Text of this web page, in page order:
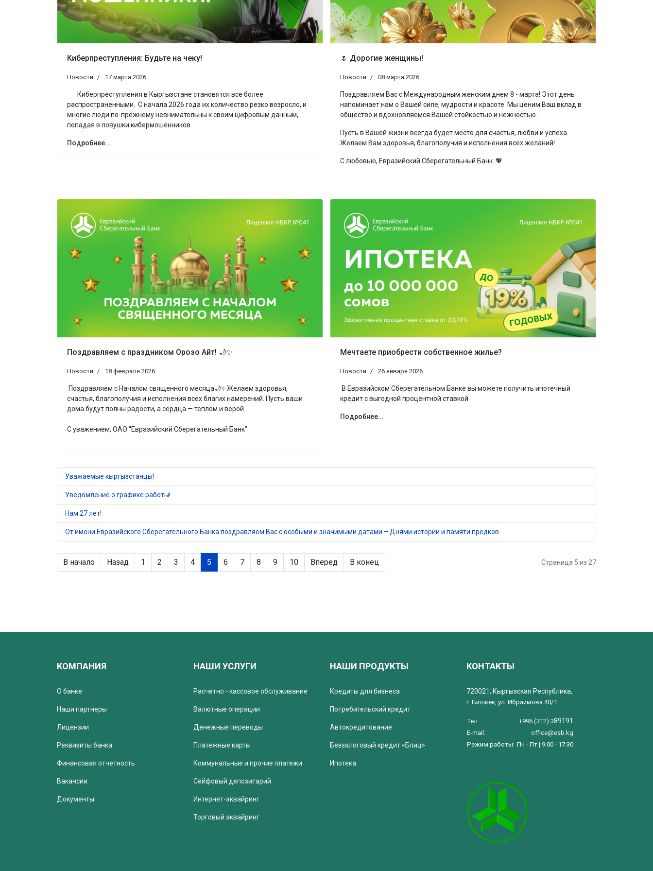
Киберпреступления: Будьте на чеку!
Новости 17 марта 2026
Киберпреступления в Кыргызстане становятся все более
распространенными. С начала 2026 года их количество резко возросло, и
многие люди по-прежнему невнимательны к своим цифровым данным,
попадая в ловушки кибермошенников.
Подробнее...
🌷 Дорогие женщины!
Новости 08 марта 2026
Поздравляем Вас с Международным женским днем 8 - марта! Этот день
напоминает нам о Вашей силе, мудрости и красоте. Мы ценим Ваш вклад в
общество и вдохновляемся Вашей стойкостью и нежностью.
Пусть в Вашей жизни всегда будет место для счастья, любви и успеха.
Желаем Вам здоровья, благополучия и исполнения всех желаний!
С любовью, Евразийский Сберегательный Банк. 💖
Поздравляем с праздником Орозо Айт! 🌙✨
Новости 18 февраля 2026
Поздравляем с Началом священного месяца🌙✨Желаем здоровья,
счастья, благополучия и исполнения всех благих намерений. Пусть ваши
дома будут полны радости, а сердца — теплом и верой.
С уважением, ОАО “Евразийский Сберегательный Банк”
Мечтаете приобрести собственное жилье?
Новости 26 января 2026
В Евразийском Сберегательном Банке вы можете получить ипотечный
кредит с выгодной процентной ставкой
Подробнее...
Уважаемые кыргызстанцы!
Уведомление о графике работы!
Нам 27 лет!
От имени Евразийского Сберегательного Банка поздравляем Вас с особыми и значимыми датами – Днями истории и памяти предков
В начало Назад 1 2 3 4 5 6 7 8 9 10 Вперед В конец Страница 5 из 27
КОМПАНИЯ
О банке
Наши партнеры
Лицензии
Реквизиты банка
Финансовая отчетность
Вакансии
Документы
НАШИ УСЛУГИ
Расчетно - кассовое обслуживание
Валютные операции
Денежные переводы
Платежные карты
Коммунальные и прочие платежи
Сейфовый депозитарий
Интернет-эквайринг
Торговый эквайринг
НАШИ ПРОДУКТЫ
Кредиты для бизнеса
Потребительский кредит
Автокредитование
Беззалоговый кредит «Блиц»
Ипотека
КОНТАКТЫ
720021, Кыргызская Республика,
г. Бишкек, ул. Ибраимова 40/1
Тел.: +996 (312) 389191
E-mail:
office@esb.kg
Режим работы: Пн - Пт | 9:00 - 17:30